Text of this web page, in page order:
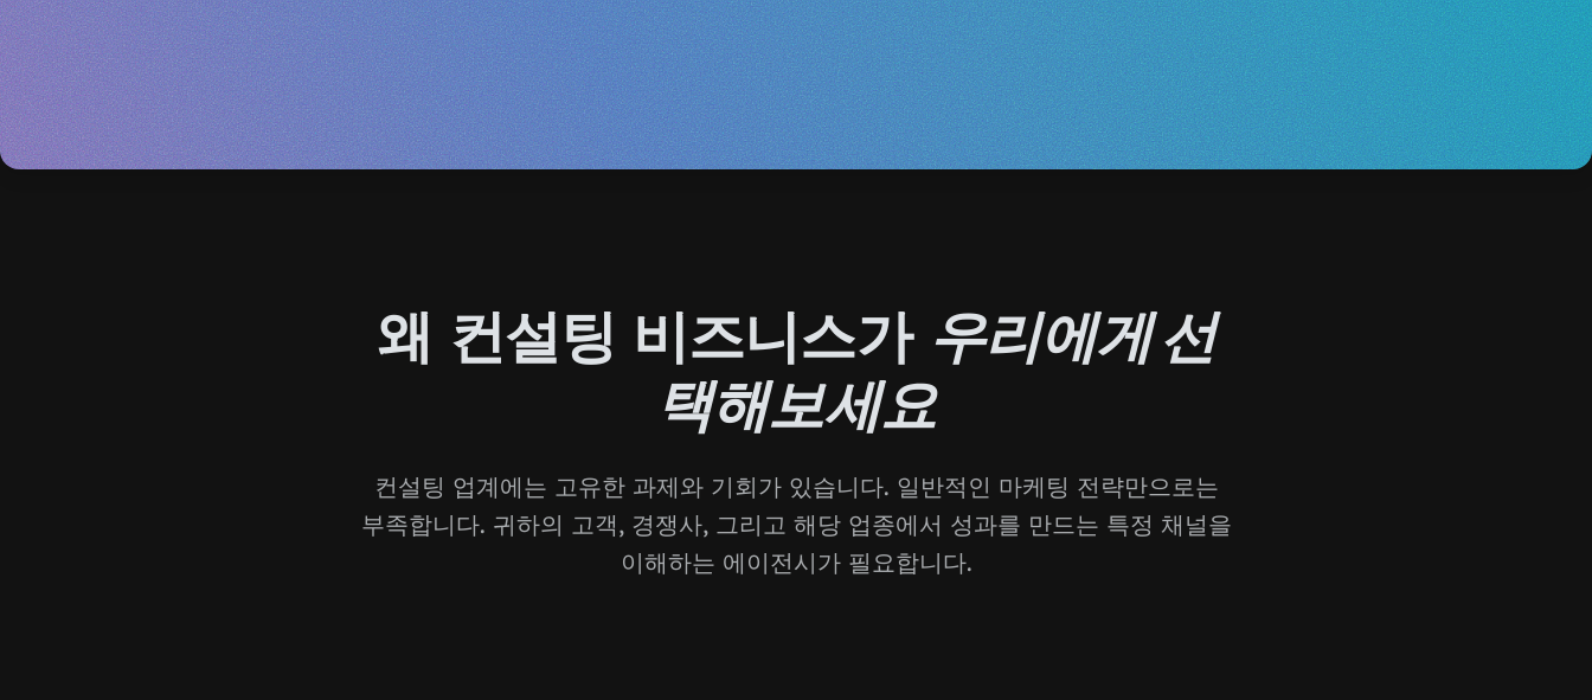
왜 컨설팅 비즈니스가 우리에게 선
택해보세요
컨설팅 업계에는 고유한 과제와 기회가 있습니다. 일반적인 마케팅 전략만으로는
부족합니다. 귀하의 고객, 경쟁사, 그리고 해당 업종에서 성과를 만드는 특정 채널을
이해하는 에이전시가 필요합니다.